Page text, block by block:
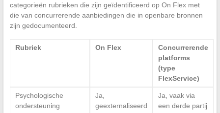
categorieën rubrieken die zijn geïdentificeerd op On Flex met
die van concurrerende aanbiedingen die in openbare bronnen
zijn gedocumenteerd.
Rubriek On Flex
Concurrerende
platforms
(type
FlexService)
Psychologische
ondersteuning
Ja,
geexternaliseerd
Ja, vaak via
een derde partij